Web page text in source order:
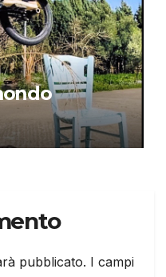
pubblicato. I campi